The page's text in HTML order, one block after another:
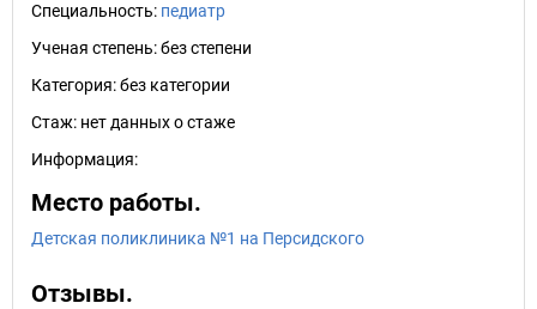
Специальность: педиатр
Ученая степень:без степени
Категория:без категории
Стаж: нет данных о стаже
Информация:
Место работы.
Детская поликлиника №1 на Персидского
Отзывы.